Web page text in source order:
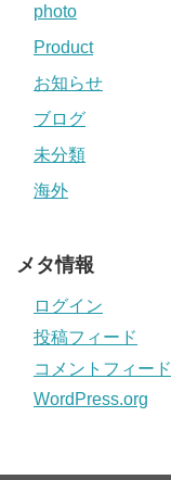
photo
Product
お知らせ
ブログ
未分類
海外
メタ情報
ログイン
投稿フィード
コメントフィード
WordPress.org